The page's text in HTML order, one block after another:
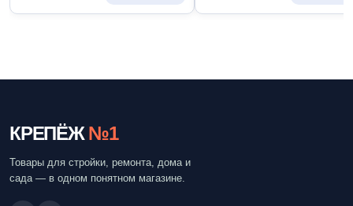
КРЕПЁЖ №1
Товары для стройки, ремонта, дома и
сада — в одном понятном магазине.